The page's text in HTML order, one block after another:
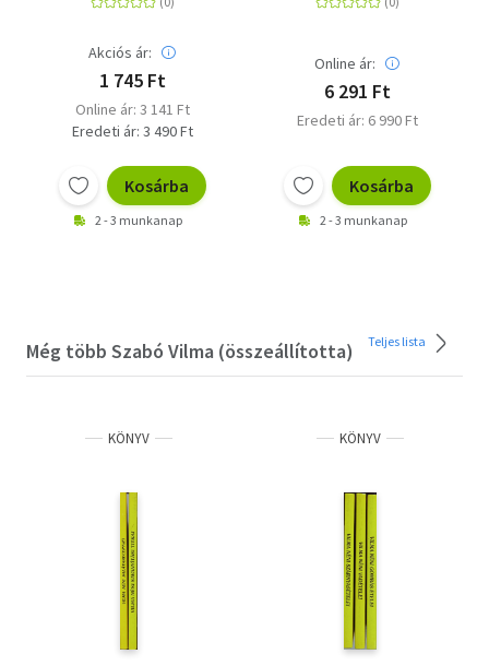
Akciós ár:
1 745 Ft
Online ár: 3 141 Ft
Eredeti ár: 3 490 Ft
Kosárba
2 - 3 munkanap
Online ár:
6 291 Ft
Eredeti ár: 6 990 Ft
Kosárba
2 - 3 munkanap
Még több Szabó Vilma (összeállította) Teljes lista
KÖNYV KÖNYV